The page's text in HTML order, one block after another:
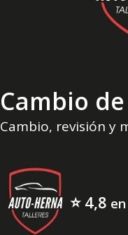
Cambio
Cambio, revisión y
⭐ 4,8